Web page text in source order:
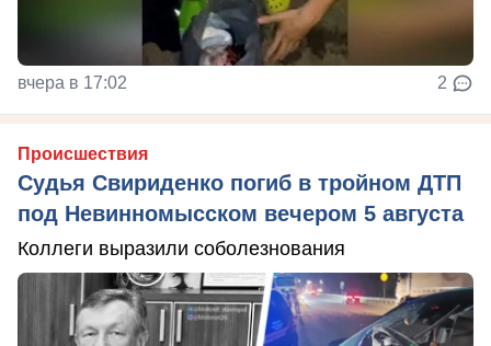
вчера в 17:02 2
Происшествия
Судья Свириденко погиб в тройном ДТП
под Невинномысском вечером 5 августа
Коллеги выразили соболезнования